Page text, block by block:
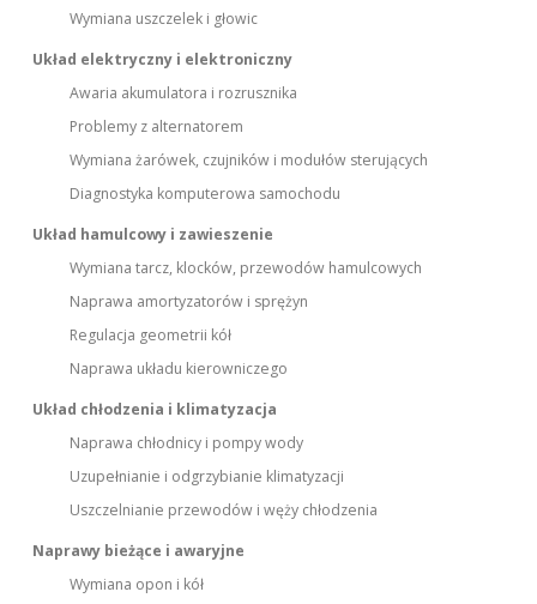
Wymiana uszczelek i głowic
Układ elektryczny i elektroniczny
Awaria akumulatora i rozrusznika
Problemy z alternatorem
Wymiana żarówek, czujników i modułów sterujących
Diagnostyka komputerowa samochodu
Układ hamulcowy i zawieszenie
Wymiana tarcz, klocków, przewodów hamulcowych
Naprawa amortyzatorów i sprężyn
Regulacja geometrii kół
Naprawa układu kierowniczego
Układ chłodzenia i klimatyzacja
Naprawa chłodnicy i pompy wody
Uzupełnianie i odgrzybianie klimatyzacji
Uszczelnianie przewodów i węży chłodzenia
Naprawy bieżące i awaryjne
Wymiana opon i kół